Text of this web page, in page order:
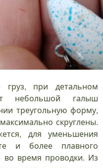
при детальном
небольшой галыш
треугольную форму,
скруглены.
для уменьшения
и более плавного
во время проводки. Из